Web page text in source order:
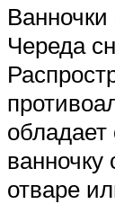
Череда
отваре